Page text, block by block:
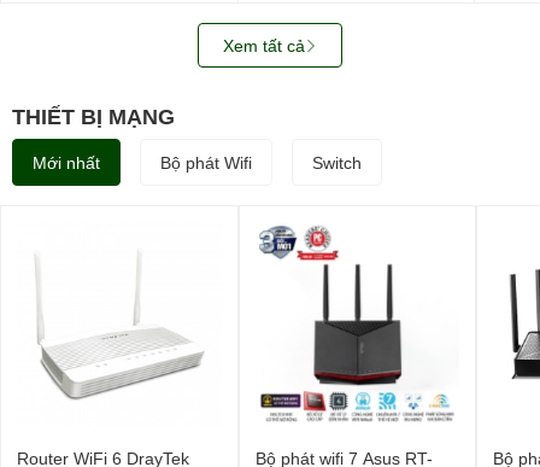
Xem tất cả
THIẾT BỊ MẠNG
Mới nhất Bộ phát Wifi Switch
Router WiFi 6 DrayTek
Bộ phát wifi 7 Asus RT-
Bộ